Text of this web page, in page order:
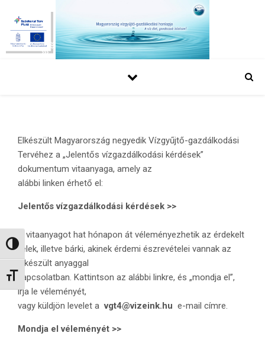
Nagy kontraszt váltása
Betűméret váltása
Elkészült Magyarország negyedik Vízgyűjtő-gazdálkodási
Tervéhez a „Jelentős vízgazdálkodási kérdések”
dokumentum vitaanyaga, amely az
alábbi linken érhető el:
Jelentősvízgazdálkodási kérdések >>
A vitaanyagot hat hónapon át véleményezhetik az érdekelt
felek, illetve bárki, akinek érdemi észrevételei vannak az
elkészült anyaggal
kapcsolatban. Kattintson az alábbi linkre, és „mondja el”,
írja le véleményét,
vagy küldjön levelet a vgt4@vizeink.hu e-mail címre.
Mondja el véleményét >>